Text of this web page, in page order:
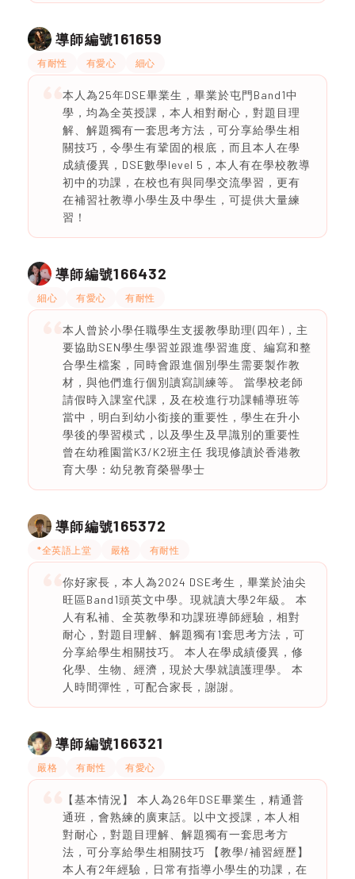
導師編號161659
有耐性 有愛心 細心
本人為25年DSE畢業生，畢業於屯門Band1中
學，均為全英授課，本人相對耐心，對題目理
解、解題獨有一套思考方法，可分享給學生相
關技巧，令學生有鞏固的根底，而且本人在學
成績優異，DSE數學level 5，本人有在學校教導
初中的功課，在校也有與同學交流學習，更有
在補習社教導小學生及中學生，可提供大量練
習！
導師編號166432
細心 有愛心 有耐性
本人曾於小學任職學生支援教學助理(四年)，主
要協助SEN學生學習並跟進學習進度、編寫和整
合學生檔案，同時會跟進個別學生需要製作教
材，與他們進行個別讀寫訓練等。 當學校老師
請假時入課室代課，及在校進行功課輔導班等
當中，明白到幼小銜接的重要性，學生在升小
學後的學習模式，以及學生及早識別的重要性
曾在幼稚園當K3/K2班主任 我現修讀於香港教
育大學：幼兒教育榮譽學士
導師編號165372
*全英語上堂 嚴格 有耐性
你好家長，本人為2024 DSE考生，畢業於油尖
旺區Band1頭英文中學。現就讀大學2年級。 本
人有私補、全英教學和功課班導師經驗，相對
耐心，對題目理解、解題獨有1套思考方法，可
分享給學生相關技巧。 本人在學成績優異，修
化學、生物、經濟，現於大學就讀護理學。 本
人時間彈性，可配合家長，謝謝。
導師編號166321
嚴格 有耐性 有愛心
【基本情況】 本人為26年DSE畢業生，精通普
通班，會熟練的廣東話。以中文授課，本人相
對耐心，對題目理解、解題獨有一套思考方
法，可分享給學生相關技巧 【教學/補習經歷】
本人有2年經驗，日常有指導小學生的功課，在